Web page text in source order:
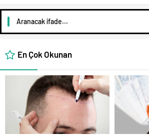
En Çok Okunan